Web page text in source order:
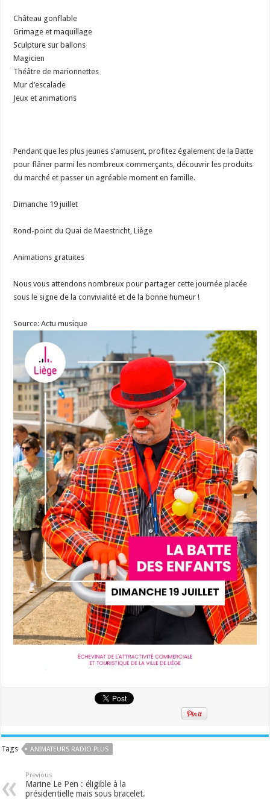
Château gonflable
Grimage et maquillage
Sculpture sur ballons
Magicien
Théâtre de marionnettes
Mur d’escalade
Jeux et animations
Pendant que les plus jeunes s’amusent, profitez également de la Batte
pour flâner parmi les nombreux commerçants, découvrir les produits
du marché et passer un agréable moment en famille.
Dimanche 19 juillet
Rond-point du Quai de Maestricht, Liège
Animations gratuites
Nous vous attendons nombreux pour partager cette journée placée
sous le signe de la convivialité et de la bonne humeur !
Source: Actu musique
Tags ANIMATEURS RADIO PLUS
Previous
Marine Le Pen : éligible à la
présidentielle mais sous bracelet.